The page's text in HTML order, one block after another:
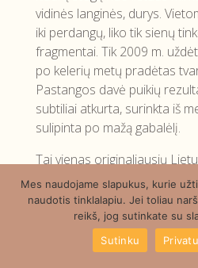
vidinės langinės, durys.
iki perdangų, liko tik sienų
fragmentai. Tik 2009 m.
po kelerių metų pradėtas
Pastangos davė puikių
subtiliai atkurta, surinkta iš
sulipinta po mažą gabalėlį.
Tai vienas originaliausių
susiliejęs su šimtamečiais
apačioje tekančiu Nemunu.
rūmai, virtuvė, svirnas,
kumetynas, bokštas, rūsiai ir
Mes naudojame slapukus, kurie
naudotis tinklalapiu. Jei toliau
reikš, jog sutinkate su
Sutinku